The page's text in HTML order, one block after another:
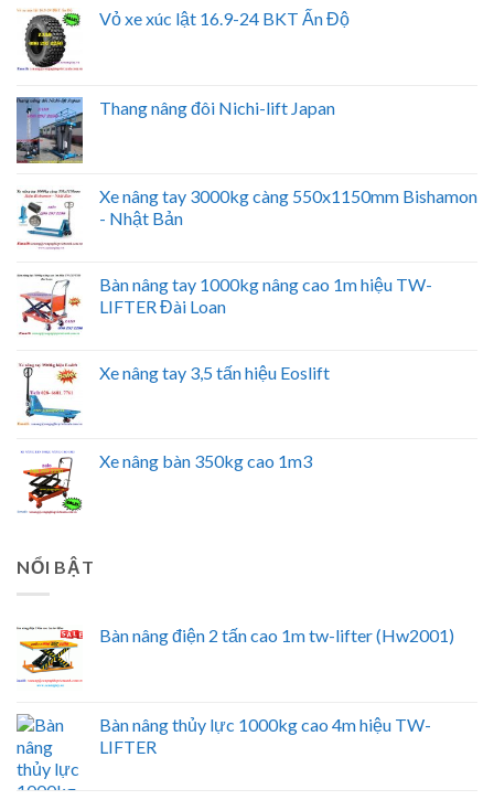
Vỏ xe xúc lật 16.9-24 BKT Ấn Độ
Thang nâng đôi Nichi-lift Japan
Xe nâng tay 3000kg càng 550x1150mm Bishamon
- Nhật Bản
Bàn nâng tay 1000kg nâng cao 1m hiệu TW-
LIFTER Đài Loan
Xe nâng tay 3,5 tấn hiệu Eoslift
Xe nâng bàn 350kg cao 1m3
NỔI BẬT
Bàn nâng điện 2 tấn cao 1m tw-lifter (Hw2001)
Bàn nâng thủy lực 1000kg cao 4m hiệu TW-
LIFTER